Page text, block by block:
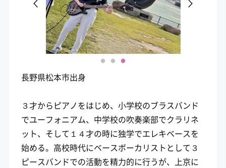
長野県松本市出身
３才からピアノをはじめ、小学校のブラスバンド
でユーフォニアム、中学校の吹奏楽部でクラリネ
ット、そして１４才の時に独学でエレキベースを
始める。高校時代にベースボーカリストとして３
ピースバンドでの活動を精力的に行うが、上京に